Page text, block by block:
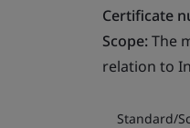
Certificate
Scope:The
relation to
Standard/